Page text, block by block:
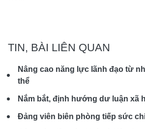
TIN, BÀI LIÊN QUAN
Nâng cao năng lực lãnh đạo từ
thể
Nắm bắt, định hướng dư luận xã
Đảng viên biên phòng tiếp sức